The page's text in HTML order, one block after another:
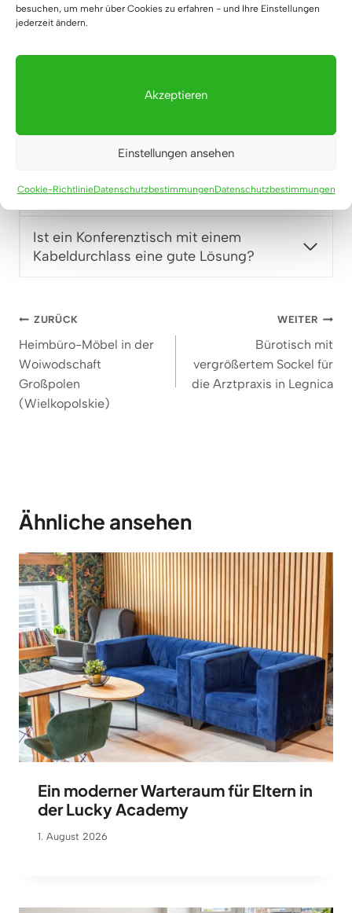
besuchen, um mehr über Cookies zu erfahren - und Ihre Einstellungen
jederzeit ändern.
Akzeptieren
Einstellungen ansehen
Cookie-RichtlinieDatenschutzbestimmungenDatenschutzbestimmungen
ein größeres Team?
einem modernen Büro funktionieren?
Ist ein Konferenztisch mit einem
Kabeldurchlass eine gute Lösung?
Beitragsnavigation
ZURÜCK
Heimbüro-Möbel in der
Woiwodschaft
Großpolen
(Wielkopolskie)
WEITER
Bürotisch mit
vergrößertem Sockel für
die Arztpraxis in Legnica
Ähnliche ansehen
Ein moderner Warteraum für Eltern in
der Lucky Academy
1. August 2026